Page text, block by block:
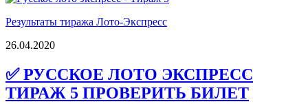
Результаты тиража Лото-Экспресс
26.04.2020
✅ РУССКОЕ ЛОТО ЭКСПРЕСС
ТИРАЖ 5 ПРОВЕРИТЬ БИЛЕТ